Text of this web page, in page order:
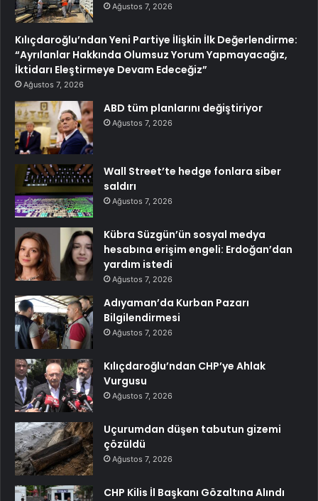
Ağustos 7, 2026
Kılıçdaroğlu’ndan Yeni Partiye İlişkin İlk Değerlendirme:
“Ayrılanlar Hakkında Olumsuz Yorum Yapmayacağız,
İktidarı Eleştirmeye Devam Edeceğiz”
Ağustos 7, 2026
ABD tüm planlarını değiştiriyor
Ağustos 7, 2026
Wall Street’te hedge fonlara siber
saldırı
Ağustos 7, 2026
Kübra Süzgün’ün sosyal medya
hesabına erişim engeli: Erdoğan’dan
yardım istedi
Ağustos 7, 2026
Adıyaman’da Kurban Pazarı
Bilgilendirmesi
Ağustos 7, 2026
Kılıçdaroğlu’ndan CHP’ye Ahlak
Vurgusu
Ağustos 7, 2026
Uçurumdan düşen tabutun gizemi
çözüldü
Ağustos 7, 2026
CHP Kilis İl Başkanı Gözaltına Alındı